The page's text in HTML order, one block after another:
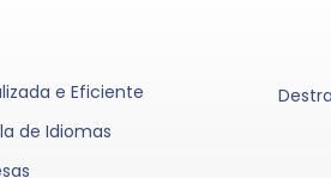
e Eficiente
de Idiomas